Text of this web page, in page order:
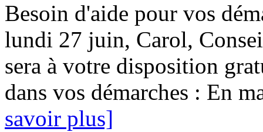
Besoin d'aide pour vos
lundi 27 juin, Carol,
sera à votre disposition
dans vos démarches : En
savoir plus]